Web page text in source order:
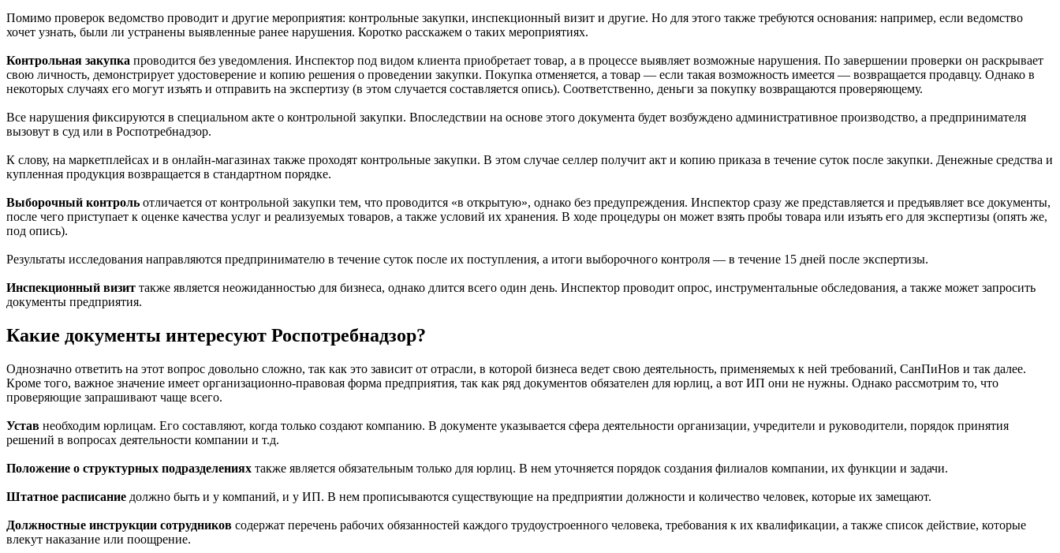
Помимо проверок ведомство проводит и другие мероприятия: контрольные закупки, инспекционный визит и другие. Но для этого также требуются основания: например, если ведомство
хочет узнать, были ли устранены выявленные ранее нарушения. Коротко расскажем о таких мероприятиях.
Контрольная закупка проводится без уведомления. Инспектор под видом клиента приобретает товар, а в процессе выявляет возможные нарушения. По завершении проверки он раскрывает
свою личность, демонстрирует удостоверение и копию решения о проведении закупки. Покупка отменяется, а товар — если такая возможность имеется — возвращается продавцу. Однако в
некоторых случаях его могут изъять и отправить на экспертизу (в этом случается составляется опись). Соответственно, деньги за покупку возвращаются проверяющему.
Все нарушения фиксируются в специальном акте о контрольной закупки. Впоследствии на основе этого документа будет возбуждено административное производство, а предпринимателя
вызовут в суд или в Роспотребнадзор.
К слову, на маркетплейсах и в онлайн-магазинах также проходят контрольные закупки. В этом случае селлер получит акт и копию приказа в течение суток после закупки. Денежные средства и
купленная продукция возвращается в стандартном порядке.
Выборочный контроль отличается от контрольной закупки тем, что проводится «в открытую», однако без предупреждения. Инспектор сразу же представляется и предъявляет все документы,
после чего приступает к оценке качества услуг и реализуемых товаров, а также условий их хранения. В ходе процедуры он может взять пробы товара или изъять его для экспертизы (опять же,
под опись).
Результаты исследования направляются предпринимателю в течение суток после их поступления, а итоги выборочного контроля — в течение 15 дней после экспертизы.
Инспекционный визит также является неожиданностью для бизнеса, однако длится всего один день. Инспектор проводит опрос, инструментальные обследования, а также может запросить
документы предприятия.
Какие документы интересуют Роспотребнадзор?
Однозначно ответить на этот вопрос довольно сложно, так как это зависит от отрасли, в которой бизнеса ведет свою деятельность, применяемых к ней требований, СанПиНов и так далее.
Кроме того, важное значение имеет организационно-правовая форма предприятия, так как ряд документов обязателен для юрлиц, а вот ИП они не нужны. Однако рассмотрим то, что
проверяющие запрашивают чаще всего.
Устав необходим юрлицам. Его составляют, когда только создают компанию. В документе указывается сфера деятельности организации, учредители и руководители, порядок принятия
решений в вопросах деятельности компании и т.д.
Положение о структурных подразделениях также является обязательным только для юрлиц. В нем уточняется порядок создания филиалов компании, их функции и задачи.
Штатное расписание должно быть и у компаний, и у ИП. В нем прописываются существующие на предприятии должности и количество человек, которые их замещают.
Должностные инструкции сотрудников содержат перечень рабочих обязанностей каждого трудоустроенного человека, требования к их квалификации, а также список действие, которые
влекут наказание или поощрение.